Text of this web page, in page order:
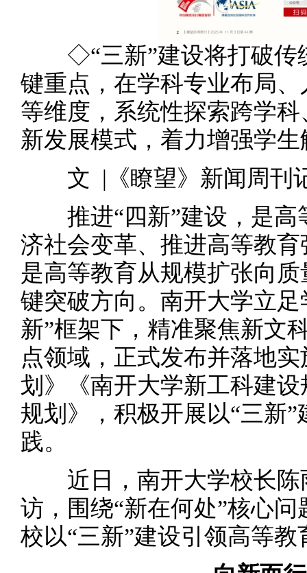
◇“三新”建设将打破
键重点，在学科专业布局
等维度，系统性探索跨学
新发展模式，着力增强学
文 |《瞭望》新闻周
推进“四新”建设，是高
济社会变革、推进高等教
是高等教育从规模扩张向
键突破方向。南开大学立
新”框架下，精准聚焦新文
点领域，正式发布并落地
划》《南开大学新工科建
规划》，积极开展以“三新
践。
近日，南开大学校长陈
访，围绕“新在何处”核心
校以“三新”建设引领高等